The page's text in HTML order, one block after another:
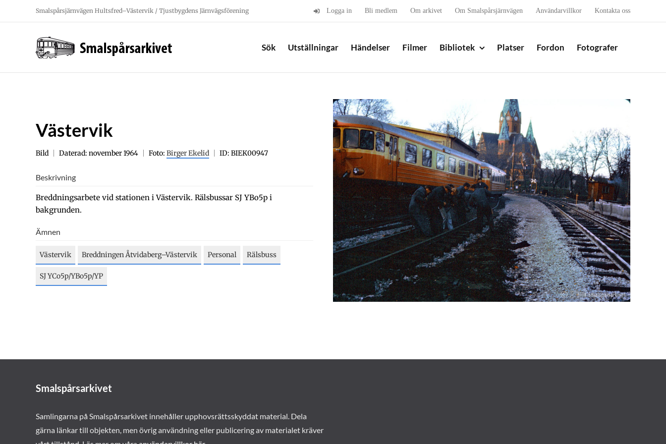
Smalspårsjärnvägen Hultsfred–Västervik / Tjustbygdens Järnvägsförening Logga in Bli medlem Om arkivet Om Smalspårsjärnvägen Användarvillkor Kontakta oss
Sök Utställningar Händelser Filmer Bibliotek Platser Fordon Fotografer
Västervik
Bild Daterad: november 1964 Foto: Birger Ekelid ID: BIEK00947
Beskrivning
Breddningsarbete vid stationen i Västervik. Rälsbussar SJ YBo5p i
bakgrunden.
Ämnen
Västervik Breddningen Åtvidaberg–Västervik Personal Rälsbuss
SJ YCo5p/YBo5p/YP
Smalspårsarkivet
Samlingarna på Smalspårsarkivet innehåller upphovsrättsskyddat material. Dela
gärna länkar till objekten, men övrig användning eller publicering av materialet kräver